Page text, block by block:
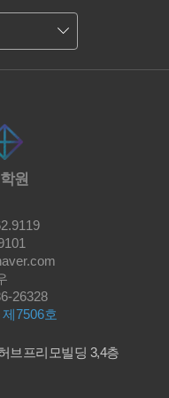
원
26328
제7506호
브프리모빌딩 3,4층